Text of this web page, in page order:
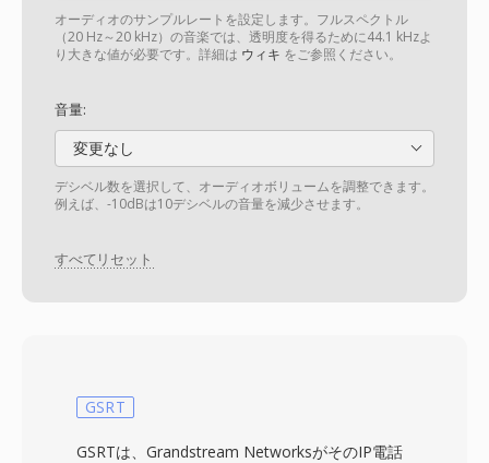
オーディオのサンプルレートを設定します。フルスペクトル
（20 Hz～20 kHz）の音楽では、透明度を得るために44.1 kHzよ
り大きな値が必要です。詳細は ウィキ をご参照ください。
音量:
変更なし
デシベル数を選択して、オーディオボリュームを調整できます。
例えば、-10dBは10デシベルの音量を減少させます。
すべてリセット
GSRT
GSRTは、Grandstream NetworksがそのIP電話